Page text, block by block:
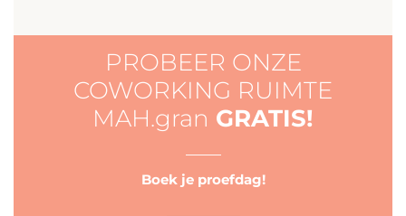
PROBEER ONZE
COWORKING RUIMTE
MAH.gran GRATIS!
Boek je proefdag!